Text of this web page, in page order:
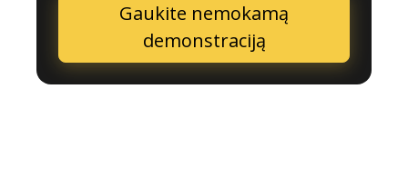
Gaukite nemokamą
demonstraciją